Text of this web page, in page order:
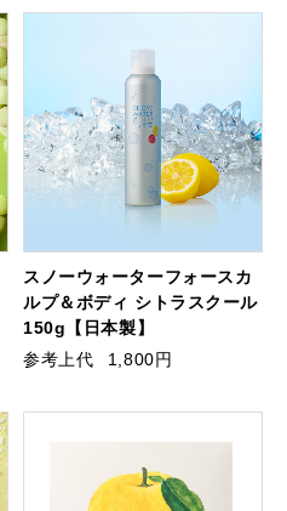
スノーウォーターフォースカ
ルプ＆ボディ シトラスクール
150g【日本製】
参考上代
1,800円